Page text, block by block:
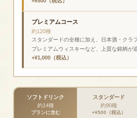
プレミアムコース
約120種
スタンダードの全種に加え、日本酒・クラ
プレミアムウィスキーなど、上質な銘柄が
+¥1,000（税込）
ソフトドリンク
約14種
プランに含む
スタンダード
約90種
+¥500（税込）